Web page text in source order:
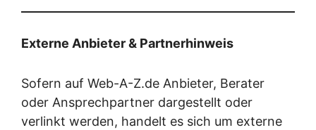
Externe Anbieter & Partnerhinweis
Sofern auf Web-A-Z.de Anbieter, Berater
oder Ansprechpartner dargestellt oder
verlinkt werden, handelt es sich um externe